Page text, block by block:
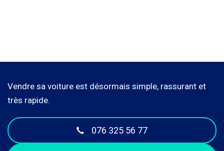
Vendre sa voiture est désormais simple, rassurant et
très rapide.
076 325 56 77